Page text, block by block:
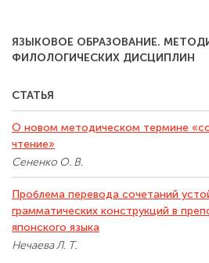
ЯЗЫКОВОЕ ОБРАЗОВАНИЕ.
ФИЛОЛОГИЧЕСКИХ ДИСЦИПЛИН
СТАТЬЯ
О новом методическом термине
чтение»
Сененко О. В.
Проблема перевода сочетаний
грамматических конструкций в
японского языка
Нечаева Л. Т.